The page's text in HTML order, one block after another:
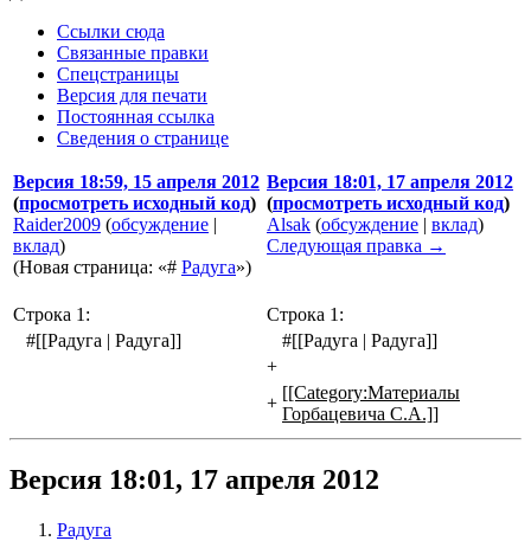
Ссылки сюда
Связанные правки
Спецстраницы
Версия для печати
Постоянная ссылка
Сведения о странице
Версия 18:59, 15 апреля 2012
(просмотреть исходный код)
Raider2009 (обсуждение |
вклад)
(Новая страница: «# Радуга»)
Версия 18:01, 17 апреля 2012
(просмотреть исходный код)
Alsak (обсуждение | вклад)
Следующая правка →
Строка 1:
Строка 1:
#[[Радуга | Радуга]]
#[[Радуга | Радуга]]
+
+
[[Category:Материалы
Горбацевича С.А.]]
Версия 18:01, 17 апреля 2012
Радуга